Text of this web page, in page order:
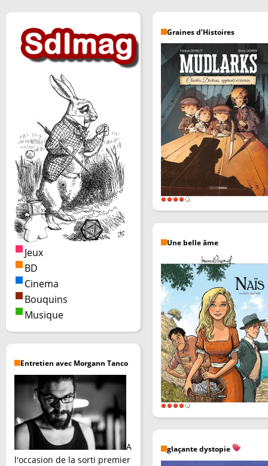
Jeux
BD
Cinema
Bouquins
Musique
Entretien avec Morgann Tanco
A
l'occasion de la sorti premier
Graines d’Histoires
Une belle âme
glaçante dystopie